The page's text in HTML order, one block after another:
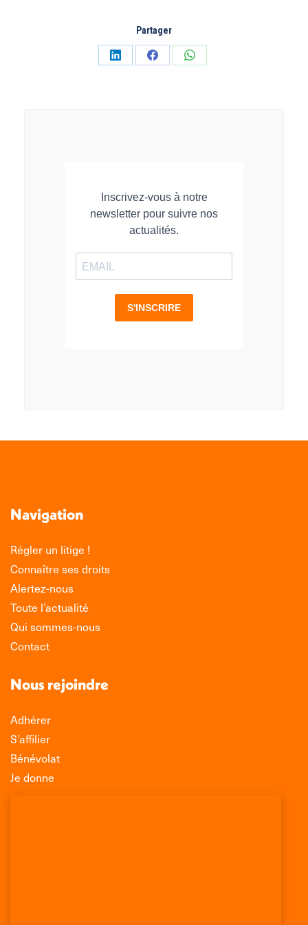
Partager
PartagerPartagerPartager
Navigation
Régler un litige !
Connaître ses droits
Alertez-nous
Toute l’actualité
Qui sommes-nous
Contact
Nous rejoindre
Adhérer
S’affilier
Bénévolat
Je donne